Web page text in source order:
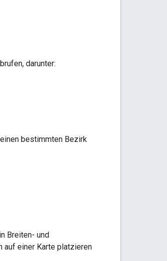
darunter:
bestimmten Bezirk
Breiten- und
auf einer Karte platzieren